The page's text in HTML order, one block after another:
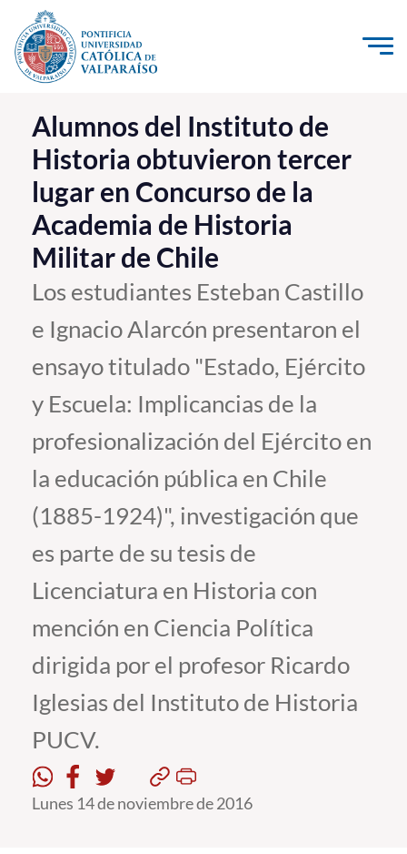
Click acá para ir directamente al contenido
La Universidad
Investigación, Creación e Innovación
PUCV Internacional
Vinculación con el Medio
Admisión
Pregrado
Postgrado
Formación Continua
Estudiantes
Académicos
Funcionarios
Alumni
English
Alumnos del Instituto de
Historia obtuvieron tercer
lugar en Concurso de la
Academia de Historia
Militar de Chile
Los estudiantes Esteban Castillo
e Ignacio Alarcón presentaron el
ensayo titulado "Estado, Ejército
y Escuela: Implicancias de la
profesionalización del Ejército en
la educación pública en Chile
(1885-1924)", investigación que
es parte de su tesis de
Licenciatura en Historia con
mención en Ciencia Política
dirigida por el profesor Ricardo
Iglesias del Instituto de Historia
PUCV.
Lunes 14 de noviembre de 2016